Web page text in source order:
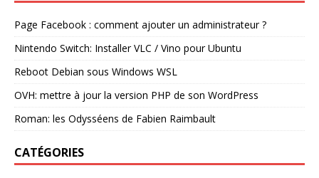
Page Facebook : comment ajouter un administrateur ?
Nintendo Switch: Installer VLC / Vino pour Ubuntu
Reboot Debian sous Windows WSL
OVH: mettre à jour la version PHP de son WordPress
Roman: les Odysséens de Fabien Raimbault
CATÉGORIES